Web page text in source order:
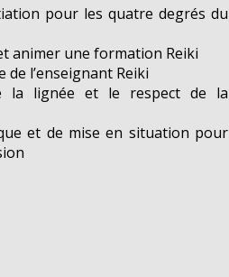
pour les quatre degrés du
animer une formation Reiki
l’enseignant Reiki
la lignée et le respect de la
et de mise en situation pour